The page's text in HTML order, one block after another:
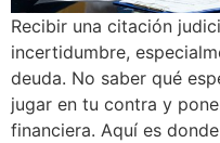
Recibir una citación
incertidumbre,
deuda. No saber qué
jugar en tu contra y
financiera. Aquí es